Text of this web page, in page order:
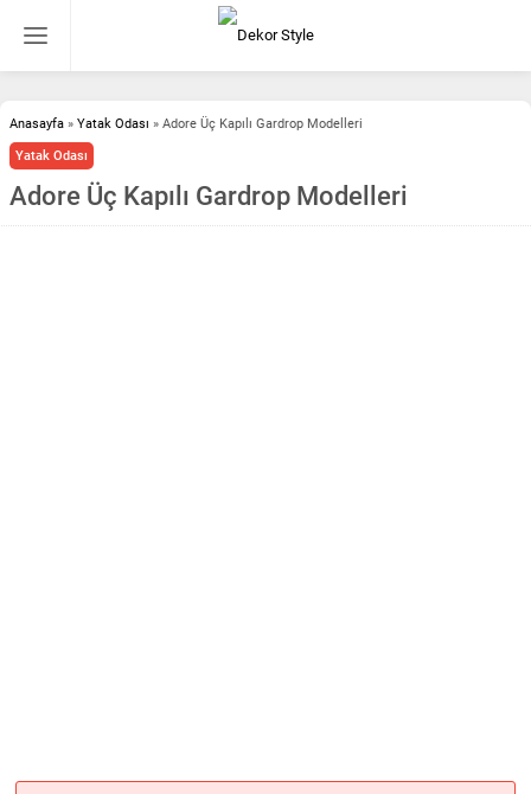
Anasayfa » Yatak Odası » Adore Üç Kapılı Gardrop Modelleri
Yatak Odası
Adore Üç Kapılı Gardrop Modelleri